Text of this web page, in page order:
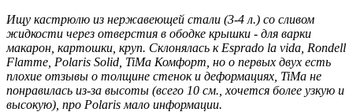
Ищу кастрюлю из нержавеющей стали (3-4 л.) со сливом
жидкости через отверстия в ободке крышки - для варки
макарон, картошки, круп. Склонялась к Esprado la vida, Rondell
Flamme, Polaris Solid, TiMa Комфорт, но о первых двух есть
плохие отзывы о толщине стенок и деформациях, TiMa не
понравилась из-за высоты (всего 10 см., хочется более узкую и
высокую), про Polaris мало информации.